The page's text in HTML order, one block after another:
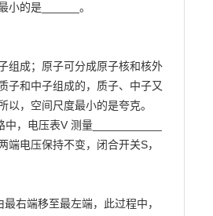
小的是______。
组成；原子可分成原子核和核外
子和中子组成的，质子、中子又
以，空间尺度最小的是夸克。
，电压表V 测量___________
端电压保持不变，闭合开关S，
右端移至最左端，此过程中，